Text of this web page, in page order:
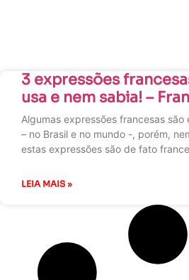
3 expressões
usa e nem sabia! –
Algumas expressões francesas
– no Brasil e no mundo -, porém,
estas expressões são de fato
LEIA MAIS »